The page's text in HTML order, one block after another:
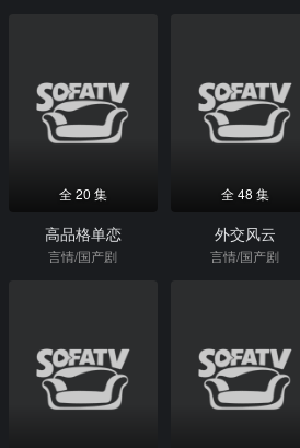
全 20 集
高品格单恋
言情/国产剧
全 48 集
外交风云
言情/国产剧